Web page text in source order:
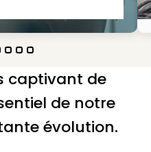
captivant de
de notre
évolution.